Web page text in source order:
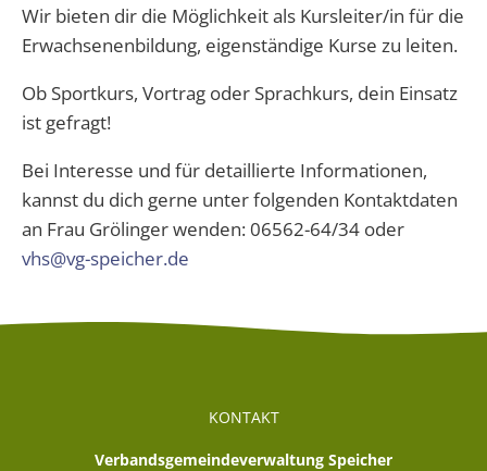
Wir bieten dir die Möglichkeit als Kursleiter/in für die
Erwachsenenbildung, eigenständige Kurse zu leiten.
Ob Sportkurs, Vortrag oder Sprachkurs, dein Einsatz
ist gefragt!
Bei Interesse und für detaillierte Informationen,
kannst du dich gerne unter folgenden Kontaktdaten
an Frau Grölinger wenden: 06562-64/34 oder
vhs@vg-speicher.de
KONTAKT
Verbandsgemeindeverwaltung Speicher